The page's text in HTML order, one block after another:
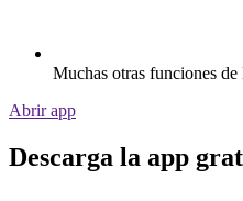
Muchas otras funciones de
Abrir app
Descarga la app